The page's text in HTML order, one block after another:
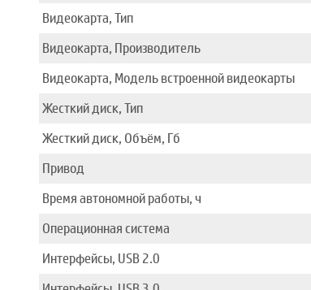
Видеокарта, Тип
Видеокарта, Производитель
Видеокарта, Модель встроенной видеокарты
Жесткий диск, Тип
Жесткий диск, Объём, Гб
Привод
Время автономной работы, ч
Операционная система
Интерфейсы, USB 2.0